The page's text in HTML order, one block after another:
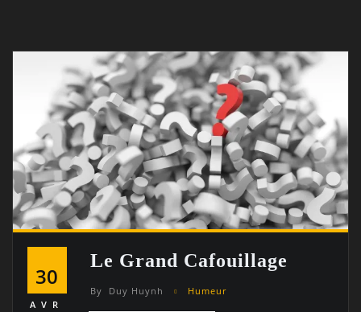
30
AVR
Le Grand Cafouillage
By Duy Huynh Humeur